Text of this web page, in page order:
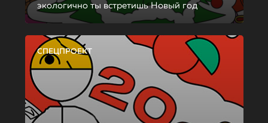
экологично ты встретишь Новый год
СПЕЦПРОЕКТ